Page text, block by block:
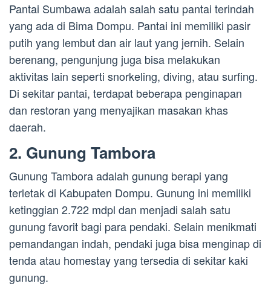
Pantai Sumbawa adalah salah satu pantai terindah
yang ada di Bima Dompu. Pantai ini memiliki pasir
putih yang lembut dan air laut yang jernih. Selain
berenang, pengunjung juga bisa melakukan
aktivitas lain seperti snorkeling, diving, atau surfing.
Di sekitar pantai, terdapat beberapa penginapan
dan restoran yang menyajikan masakan khas
daerah.
2. Gunung Tambora
Gunung Tambora adalah gunung berapi yang
terletak di Kabupaten Dompu. Gunung ini memiliki
ketinggian 2.722 mdpl dan menjadi salah satu
gunung favorit bagi para pendaki. Selain menikmati
pemandangan indah, pendaki juga bisa menginap di
tenda atau homestay yang tersedia di sekitar kaki
gunung.